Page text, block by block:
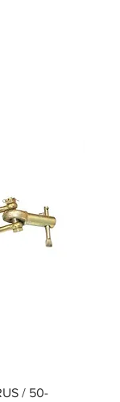
/ 50-